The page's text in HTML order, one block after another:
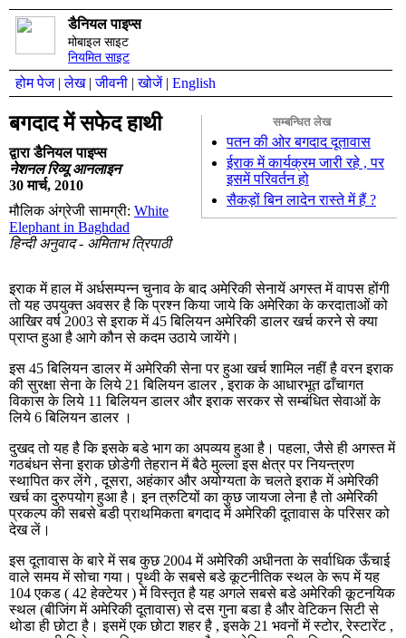
डैनियल पाइप्स
मोबाइल साइट
नियमित साइट
होम पेज|लेख|जीवनी |खोजें| English
सम्बन्धित लेख
पतन की ओर बगदाद दूतावास
ईराक में कार्यक्रम जारी रहे , पर
इसमें परिवर्तन हो
सैकड़ों बिन लादेन रास्ते में हैं ?
बगदाद में सफेद हाथी
द्वारा डैनियल पाइप्स
नेशनल रिव्यू आनलाइन
30 मार्च, 2010
मौलिक अंग्रेजी सामग्री: White
Elephant in Baghdad
हिन्दी अनुवाद - अमिताभ त्रिपाठी
इराक में हाल में अर्धसम्पन्न चुनाव के बाद अमेरिकी सेनायें अगस्त में वापस होंगी
तो यह उपयुक्त अवसर है कि प्रश्न किया जाये कि अमेरिका के करदाताओं को
आखिर वर्ष 2003 से इराक में 45 बिलियन अमेरिकी डालर खर्च करने से क्या
प्राप्त हुआ है आगे कौन से कदम उठाये जायेंगे।
इस 45 बिलियन डालर में अमेरिकी सेना पर हुआ खर्च शामिल नहीं है वरन इराक
की सुरक्षा सेना के लिये 21 बिलियन डालर , इराक के आधारभूत ढाँचागत
विकास के लिये 11 बिलियन डालर और इराक सरकर से सम्बंधित सेवाओं के
लिये 6 बिलियन डालर ।
दुखद तो यह है कि इसके बडे भाग का अपव्यय हुआ है। पहला, जैसे ही अगस्त में
गठबंधन सेना इराक छोडेगी तेहरान में बैठे मुल्ला इस क्षेत्र पर नियन्त्रण
स्थापित कर लेंगे , दूसरा, अहंकार और अयोग्यता के चलते इराक में अमेरिकी
खर्च का दुरुपयोग हुआ है। इन त्रुटियों का कुछ जायजा लेना है तो अमेरिकी
प्रकल्प की सबसे बडी प्राथमिकता बगदाद में अमेरिकी दूतावास के परिसर को
देख लें।
इस दूतावास के बारे में सब कुछ 2004 में अमेरिकी अधीनता के सर्वाधिक ऊँचाई
वाले समय में सोचा गया। पृथ्वी के सबसे बडे कूटनीतिक स्थल के रूप में यह
104 एकड ( 42 हेक्टेयर ) में विस्तृत है यह अगले सबसे बडे अमेरिकी कूटनयिक
स्थल (बीजिंग में अमेरिकी दूतावास) से दस गुना बडा है और वेटिकन सिटी से
थोडा ही छोटा है। इसमें एक छोटा शहर है , इसके 21 भवनों में स्टोर, रेस्टारेंट ,